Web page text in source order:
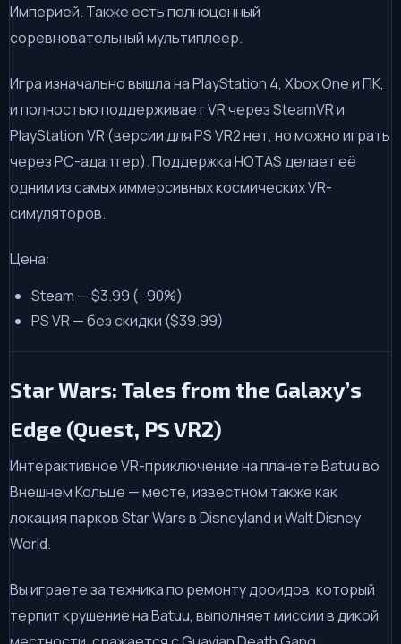
Империей. Также есть полноценный
соревновательный мультиплеер.
Игра изначально вышла на PlayStation 4, Xbox One и ПК,
и полностью поддерживает VR через SteamVR и
PlayStation VR (версии для PS VR2 нет, но можно играть
через PC-адаптер). Поддержка HOTAS делает её
одним из самых иммерсивных космических VR-
симуляторов.
Цена:
Steam — $3.99 (−90%)
PS VR — без скидки ($39.99)
Star Wars: Tales from the Galaxy’s
Edge (Quest, PS VR2)
Интерактивное VR-приключение на планете Batuu во
Внешнем Кольце — месте, известном также как
локация парков Star Wars в Disneyland и Walt Disney
World.
Вы играете за техника по ремонту дроидов, который
терпит крушение на Batuu, выполняет миссии в дикой